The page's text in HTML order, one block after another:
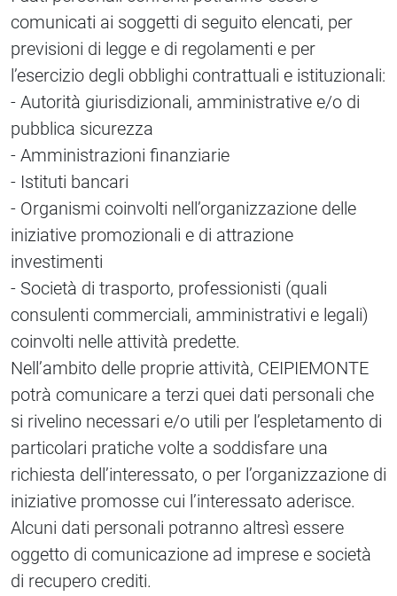
comunicati ai soggetti di seguito elencati, per
previsioni di legge e di regolamenti e per
l’esercizio degli obblighi contrattuali e istituzionali:
- Autorità giurisdizionali, amministrative e/o di
pubblica sicurezza
- Amministrazioni finanziarie
- Istituti bancari
- Organismi coinvolti nell’organizzazione delle
iniziative promozionali e di attrazione
investimenti
- Società di trasporto, professionisti (quali
consulenti commerciali, amministrativi e legali)
coinvolti nelle attività predette.
Nell’ambito delle proprie attività, CEIPIEMONTE
potrà comunicare a terzi quei dati personali che
si rivelino necessari e/o utili per l’espletamento di
particolari pratiche volte a soddisfare una
richiesta dell’interessato, o per l’organizzazione di
iniziative promosse cui l’interessato aderisce.
Alcuni dati personali potranno altresì essere
oggetto di comunicazione ad imprese e società
di recupero crediti.